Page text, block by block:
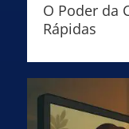
O Poder da
Rápidas